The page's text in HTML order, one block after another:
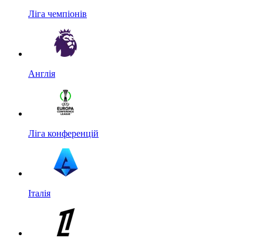
Ліга чемпіонів
Англія
Ліга конференцій
Італія